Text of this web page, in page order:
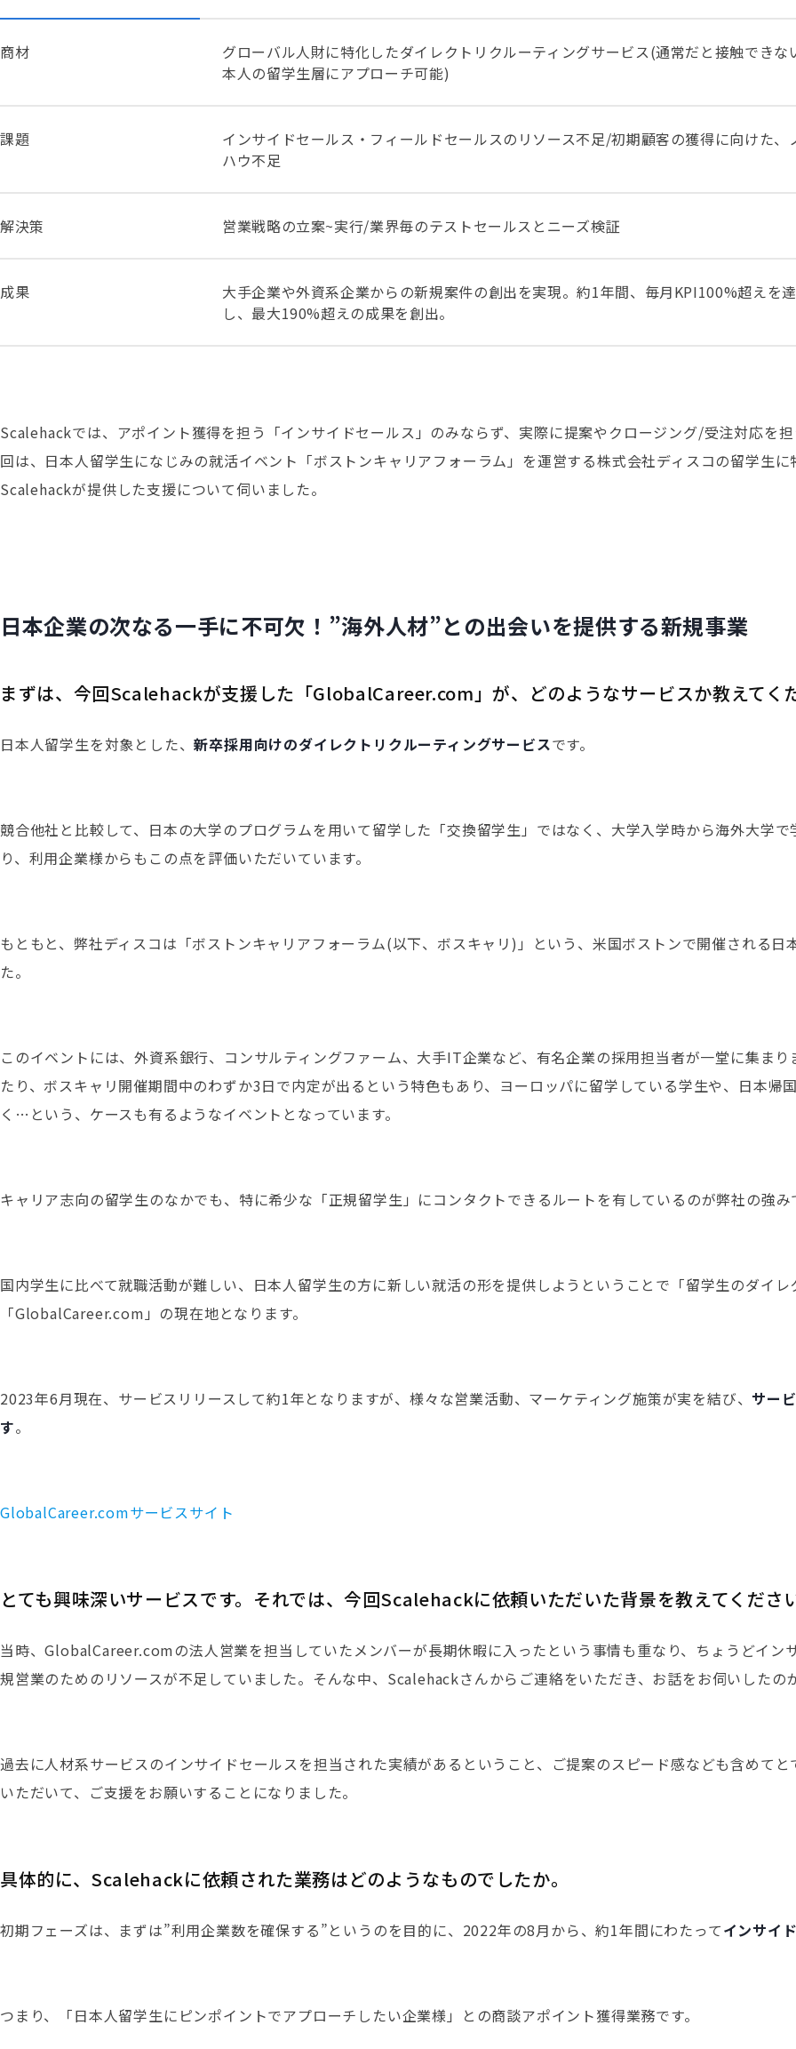
商材
グローバル人財に特化したダイレクトリクルーティングサービス(通常だと接触できな
本人の留学生層にアプローチ可能)
課題
インサイドセールス・フィールドセールスのリソース不足/初期顧客の獲得に向けた、
ハウ不足
解決策 営業戦略の立案~実行/業界毎のテストセールスとニーズ検証
成果
大手企業や外資系企業からの新規案件の創出を実現。約1年間、毎月KPI100%超えを
し、最大190%超えの成果を創出。
Scalehackでは、アポイント獲得を担う「インサイドセールス」のみならず、実際に提案やクロージング/受注対応を
回は、日本人留学生になじみの就活イベント「ボストンキャリアフォーラム」を運営する株式会社ディスコの留学生
Scalehackが提供した支援について伺いました。
日本企業の次なる一手に不可欠！”海外人材”との出会いを提供する新規事業
まずは、今回Scalehackが支援した「GlobalCareer.com」が、どのようなサービスか教えてく
日本人留学生を対象とした、新卒採用向けのダイレクトリクルーティングサービスです。
競合他社と比較して、日本の大学のプログラムを用いて留学した「交換留学生」ではなく、大学入学時から海外大学
り、利用企業様からもこの点を評価いただいています。
もともと、弊社ディスコは「ボストンキャリアフォーラム(以下、ボスキャリ)」という、米国ボストンで開催される
た。
このイベントには、外資系銀行、コンサルティングファーム、大手IT企業など、有名企業の採用担当者が一堂に集ま
たり、ボスキャリ開催期間中のわずか3日で内定が出るという特色もあり、ヨーロッパに留学している学生や、日本
く…という、ケースも有るようなイベントとなっています。
キャリア志向の留学生のなかでも、特に希少な「正規留学生」にコンタクトできるルートを有しているのが弊社の強み
国内学生に比べて就職活動が難しい、日本人留学生の方に新しい就活の形を提供しようということで「留学生のダイ
「GlobalCareer.com」の現在地となります。
2023年6月現在、サービスリリースして約1年となりますが、様々な営業活動、マーケティング施策が実を結び、 サー
す。
GlobalCareer.comサービスサイト
とても興味深いサービスです。それでは、今回Scalehackに依頼いただいた背景を教えてくださ
当時、GlobalCareer.comの法人営業を担当していたメンバーが長期休暇に入ったという事情も重なり、ちょうどイ
規営業のためのリソースが不足していました。そんな中、Scalehackさんからご連絡をいただき、お話をお伺いしたの
過去に人材系サービスのインサイドセールスを担当された実績があるということ、ご提案のスピード感なども含めて
いただいて、ご支援をお願いすることになりました。
具体的に、Scalehackに依頼された業務はどのようなものでしたか。
初期フェーズは、まずは”利用企業数を確保する”というのを目的に、2022年の8月から、約1年間にわたってインサイ
つまり、「日本人留学生にピンポイントでアプローチしたい企業様」との商談アポイント獲得業務です。